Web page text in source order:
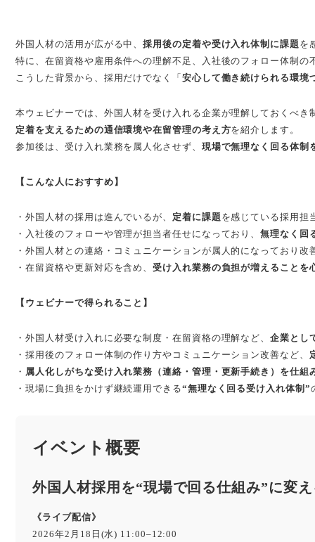
外国人材の活用が広がる中、採用後の定着や受け入れ体制に課題 を
特に、在留資格や雇用条件への理解不足、入社後のフォロー体制
こうした背景から、採用だけでなく「 安心して働き続けられる環境
本ウェビナーでは、外国人材を受け入れる企業が理解しておくべき
定着を支えるための通信環境や在留管理の考え方を紹介します。
参加後は、受け入れ業務を属人化させず、 現場で無理なく回る体制
【こんな人におすすめ】
・外国人材の採用は進んでいるが、 定着に課題 を感じている採用担
・入社後のフォローや管理が担当者任せになっており、無理なく回
・外国人材との連絡・コミュニケーションが属人的になっており改
・在留資格や更新対応を含め、受け入れ業務の負担が増えることを
【ウェビナーで得られること】
・外国人材受け入れに必要な制度・在留資格の理解など、企業とし
・採用後のフォロー体制の作り方やコミュニケーション改善など、
・ 属人化しがちな受け入れ業務（連絡・管理・更新手続き）を仕組
・現場に負担をかけず継続運用できる“無理なく回る受け入れ体制”
イベント概要
外国人材採用を“現場で回る仕組み”に変
《ライブ配信》
2026年2月18日(水) 11:00–12:00